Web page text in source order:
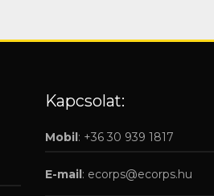
Kapcsolat:
Mobil: +36 30 939 1817
E-mail: ecorps@ecorps.hu